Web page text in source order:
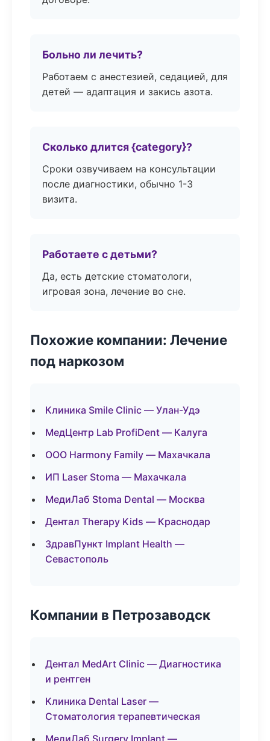
Больно ли лечить?
Работаем с анестезией, седацией, для
детей — адаптация и закись азота.
Сколько длится {category}?
Сроки озвучиваем на консультации
после диагностики, обычно 1-3
визита.
Работаете с детьми?
Да, есть детские стоматологи,
игровая зона, лечение во сне.
Похожие компании: Лечение
под наркозом
Клиника Smile Clinic — Улан-Удэ
МедЦентр Lab ProfiDent — Калуга
ООО Harmony Family — Махачкала
ИП Laser Stoma — Махачкала
МедиЛаб Stoma Dental — Москва
Дентал Therapy Kids — Краснодар
ЗдравПункт Implant Health —
Севастополь
Компании в Петрозаводск
Дентал MedArt Clinic — Диагностика
и рентген
Клиника Dental Laser —
Стоматология терапевтическая
МедиЛаб Surgery Implant —